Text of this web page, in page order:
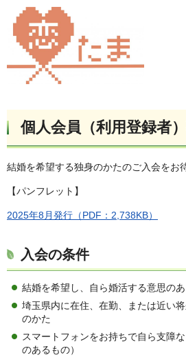
個人会員（利用登録者
結婚を希望する独身のかたのご入会をお
【パンフレット】
2025年8月発行（PDF：2,738KB）
入会の条件
結婚を希望し、自ら婚活する意思の
埼玉県内に在住、在勤、または近い
のかた
スマートフォンをお持ちで自ら支障
のあるもの）